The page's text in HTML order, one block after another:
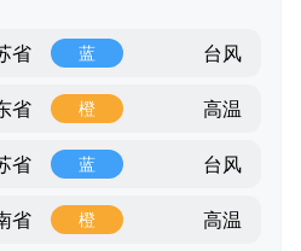
省 蓝 台风
省 橙 高温
省 蓝 台风
省 橙 高温